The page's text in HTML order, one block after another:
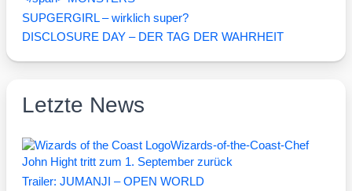
SUPGERGIRL – wirklich super?
DISCLOSURE DAY – DER TAG DER WAHRHEIT
Letzte News
Wizards-of-the-Coast-Chef
John Hight tritt zum 1. September zurück
Trailer: JUMANJI – OPEN WORLD